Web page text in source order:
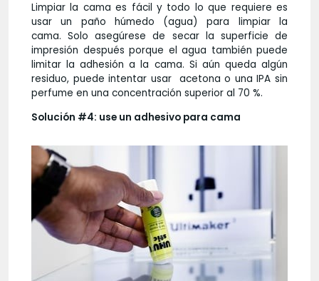
Limpiar la cama es fácil y todo lo que requiere es
usar un paño húmedo (agua) para limpiar la
cama. Solo asegúrese de secar la superficie de
impresión después porque el agua también puede
limitar la adhesión a la cama. Si aún queda algún
residuo, puede intentar usar acetona o una IPA sin
perfume en una concentración superior al 70 %.
Solución #4: use un adhesivo para cama